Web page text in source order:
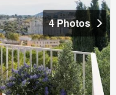
4 Photos